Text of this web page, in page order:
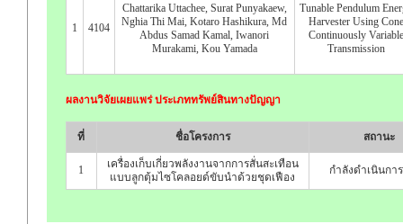
1 4104
Chattarika Uttachee, Surat Punyakaew,
Nghia Thi Mai, Kotaro Hashikura, Md
Abdus Samad Kamal, Iwanori
Murakami, Kou Yamada
Tunable Pendulum
Harvester Using Cone
Continuously Variable
Transmission
ผลงานวิจัยเผยแพร่ ประเภททรัพย์สินทางปัญญา
ที่ ชื่อโครงการ สถานะ
1
เครื่องเก็บเกี่ยวพลังงานจากการสั่นสะเทือน
แบบลูกตุ้มไซโคลอยด์ขับนำด้วยชุดเฟือง
กำลังดำเนินกา